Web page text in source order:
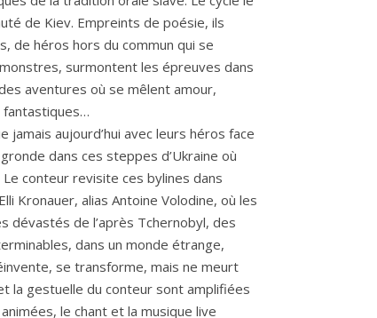
de Kiev. Empreints de poésie, ils
de héros hors du commun qui se
surmontent les épreuves dans
aventures où se mêlent amour,
fantastiques…
jamais aujourd’hui avec leurs héros face
dans ces steppes d’Ukraine où
conteur revisite ces bylines dans
Kronauer, alias Antoine Volodine, où les
dévastés de l’après Tchernobyl, des
dans un monde étrange,
se transforme, mais ne meurt
la gestuelle du conteur sont amplifiées
le chant et la musique live